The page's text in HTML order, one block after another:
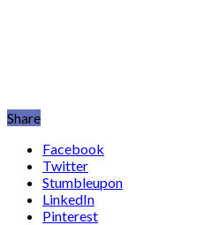
Share
Facebook
Twitter
Stumbleupon
LinkedIn
Pinterest